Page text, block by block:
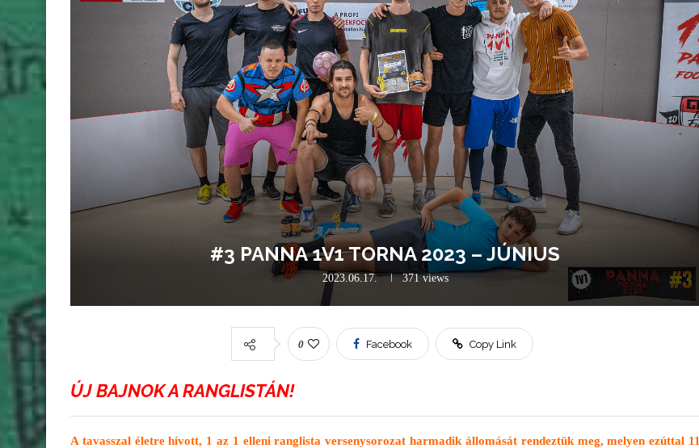
#3 PANNA 1V1 TORNA 2023 – JÚNIUS
2023.06.17. 371views
0 Facebook Copy Link
ÚJ BAJNOK A RANGLISTÁN!
A tavasszal életre hívott, 1 az 1 elleni ranglista versenysorozat harmadik állomását rendeztük meg, melyen ezúttal 11